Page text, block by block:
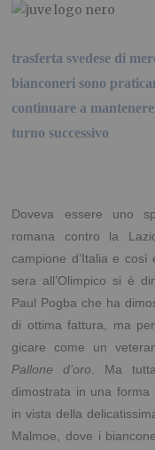
trasferta svedese di
bianconeri sono
continuare a
turno successivo
Doveva essere uno
romana contro la
campione d’Italia e così
sera all’Olimpico si è
Paul Pogba che ha
di ottima fattura, ma
gicare come un
Pallone d’oro . Ma
dimostrata in una forma
in vista della
Malmoe, dove i